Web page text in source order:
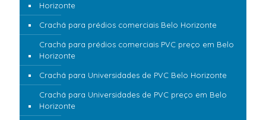
Horizonte
Crachá para prédios comerciais Belo Horizonte
Crachá para prédios comerciais PVC preço em Belo
Horizonte
Crachá para Universidades de PVC Belo Horizonte
Crachá para Universidades de PVC preço em Belo
Horizonte